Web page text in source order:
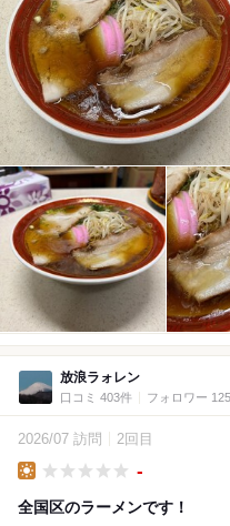
放浪ラォレン
口コミ 403件 フォロワー
2026/07 訪問 2回目
-
全国区のラーメンです！